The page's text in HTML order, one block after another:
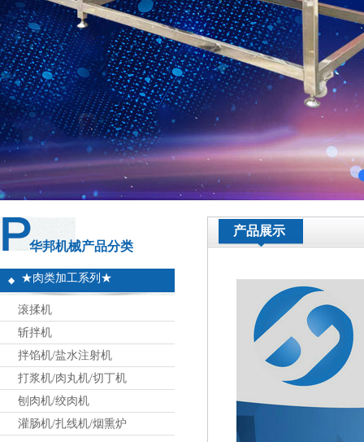
华邦机械产品分类
★肉类加工系列★
滚揉机
斩拌机
拌馅机/盐水注射机
打浆机/肉丸机/切丁机
刨肉机/绞肉机
灌肠机/扎线机/烟熏炉
产品展示